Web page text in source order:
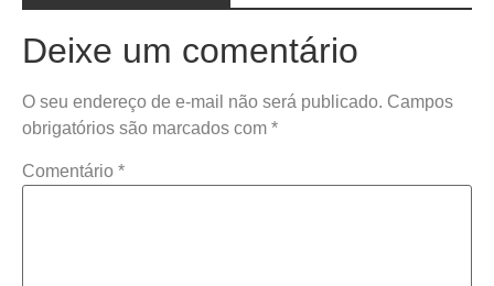
Deixe um comentário
O seu endereço de e-mail não será publicado. Campos
obrigatórios são marcados com *
Comentário *